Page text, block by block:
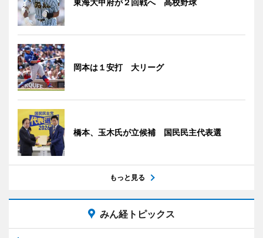
岡本は１安打 大リーグ
橋本、玉木氏が立候補 国民民主代表選
もっと見る
みん経トピックス